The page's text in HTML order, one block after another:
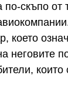
скъпо от
което
неговите
които